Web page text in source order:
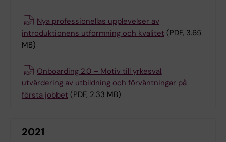
Nya professionellas upplevelser av
introduktionens utformning och kvalitet (PDF, 3.65
MB)
Onboarding 2.0 – Motiv till yrkesval,
utvärdering av utbildning och förväntningar på
första jobbet (PDF, 2.33 MB)
2021